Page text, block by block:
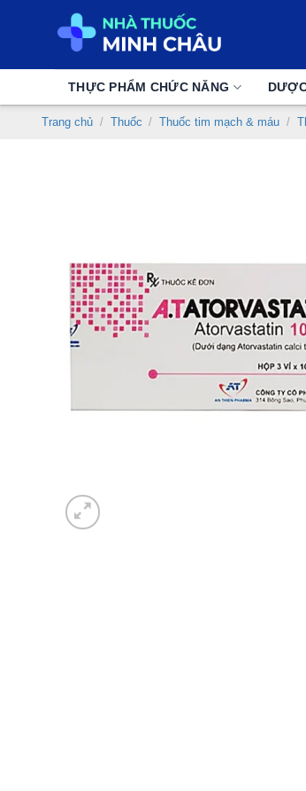
THỰC PHẨM CHỨC NĂNG
Trang chủ / Thuốc / Thuốc tim mạch & máu /